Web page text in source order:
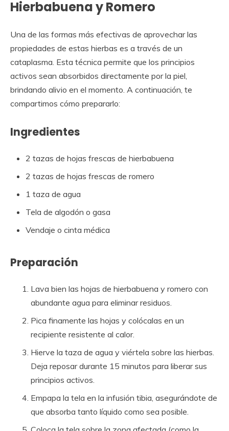
Hierbabuena y Romero
Una de las formas más efectivas de aprovechar las
propiedades de estas hierbas es a través de un
cataplasma. Esta técnica permite que los principios
activos sean absorbidos directamente por la piel,
brindando alivio en el momento. A continuación, te
compartimos cómo prepararlo:
Ingredientes
2 tazas de hojas frescas de hierbabuena
2 tazas de hojas frescas de romero
1 taza de agua
Tela de algodón o gasa
Vendaje o cinta médica
Preparación
Lava bien las hojas de hierbabuena y romero con
abundante agua para eliminar residuos.
Pica finamente las hojas y colócalas en un
recipiente resistente al calor.
Hierve la taza de agua y viértela sobre las hierbas.
Deja reposar durante 15 minutos para liberar sus
principios activos.
Empapa la tela en la infusión tibia, asegurándote de
que absorba tanto líquido como sea posible.